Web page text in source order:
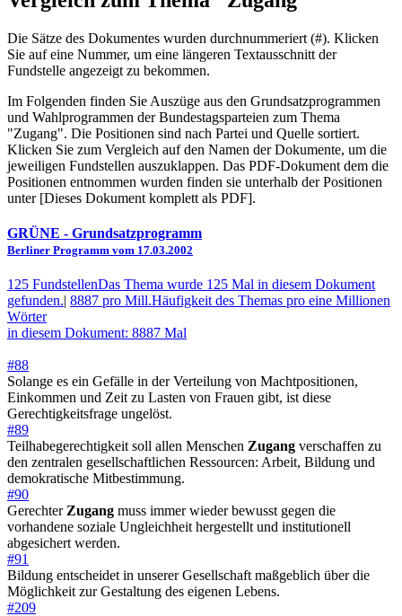
Die Sätze des Dokum­entes wurden durch­nummeriert (#). Klicken
Sie auf eine Nummer, um eine längeren Textausschnitt der
Fundstelle angezeigt zu bekommen.
Im Folgenden finden Sie Auszüge aus den Grundsatz­program­men
und Wahl­program­men der Bundes­tags­parteien zum Thema
"Zugang". Die Posi­tionen sind nach Partei und Quelle sortiert.
Klicken Sie zum Vergleich auf den Namen der Dokumente, um die
jeweiligen Fundstellen aus­zu­klappen. Das PDF-Dokument dem die
Posi­tionen entnommen wurden finden sie unterhalb der Positionen
unter [Dieses Dokument komplett als PDF].
GRÜNE - Grundsatzprogramm
Berliner Programm vom 17.03.2002
125 FundstellenDas Thema wurde 125 Mal in diesem Dokument
gefunden.| 8887 pro Mill.Häufigkeit des Themas pro eine Millionen
Wörter
in diesem Dokument: 8887 Mal
#88
Solange es ein Gefälle in der Verteilung von Machtpositionen,
Einkommen und Zeit zu Lasten von Frauen gibt, ist diese
Gerechtigkeitsfrage ungelöst.
#89
Teilhabegerechtigkeit soll allen Menschen Zugang verschaffen zu
den zentralen gesellschaftlichen Ressourcen: Arbeit, Bildung und
demokratische Mitbestimmung.
#90
Gerechter Zugang muss immer wieder bewusst gegen die
vorhandene soziale Ungleichheit hergestellt und institutionell
abgesichert werden.
#91
Bildung entscheidet in unserer Gesellschaft maßgeblich über die
Möglichkeit zur Gestaltung des eigenen Lebens.
#209